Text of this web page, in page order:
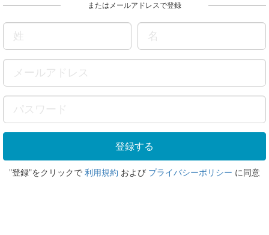
またはメールアドレスで登録
"登録"をクリックで 利用規約 および プライバシーポリシー に同意